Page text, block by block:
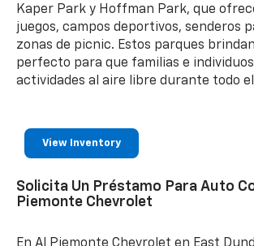
Kaper Park y Hoffman Park, que
juegos, campos deportivos, senderos
zonas de picnic. Estos parques
perfecto para que familias e
actividades al aire libre durante todo
View Inventory
Solicita Un Préstamo Para Auto
Piemonte Chevrolet